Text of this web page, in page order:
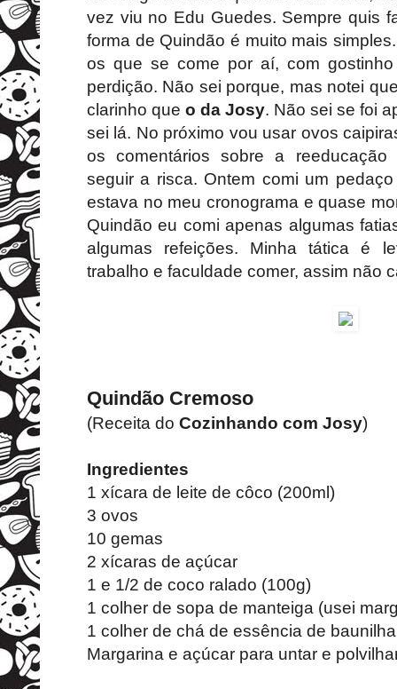
vez viu no Edu Guedes. Sempre quis
forma de Quindão é muito mais
os que se come por aí, com
perdição. Não sei porque, mas notei
clarinho que o da Josy. Não sei se foi
sei lá. No próximo vou usar ovos
os comentários sobre a reeducação
seguir a risca. Ontem comi um
estava no meu cronograma e quase
Quindão eu comi apenas algumas
algumas refeições. Minha tática é
trabalho e faculdade comer, assim não
Quindão Cremoso
(Receita do Cozinhando com Josy)
Ingredientes
1 xícara de leite de côco (200ml)
3 ovos
10 gemas
2 xícaras de açúcar
1 e 1/2 de coco ralado (100g)
1 colher de sopa de manteiga (usei
1 colher de chá de essência de baunilha
Margarina e açúcar para untar e